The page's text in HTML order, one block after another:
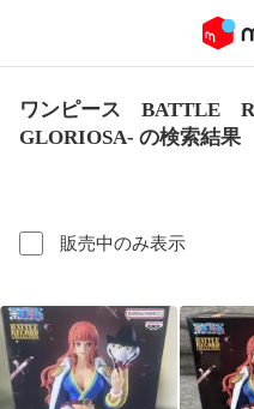
ワンピース BATTLE
GLORIOSA- の検索結果
販売中のみ表示